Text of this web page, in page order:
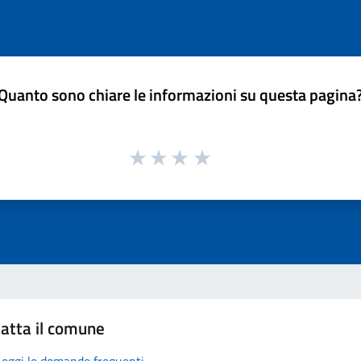
sono chiare le informazioni su questa
il comune